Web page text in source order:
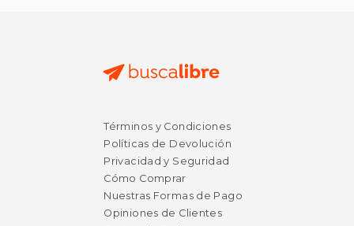
$ 44.99
$ 23.70
50%
Términos y Condiciones
Políticas de Devolución
Privacidad y Seguridad
Cómo Comprar
Nuestras Formas de Pago
Opiniones de Clientes